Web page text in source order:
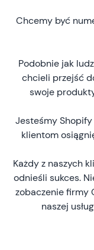
Chcemy być
Podobnie jak
chcieli przejść
swoje
Jesteśmy Shopify
klientom
Każdy z naszych
odnieśli sukces.
zobaczenie firmy
naszej